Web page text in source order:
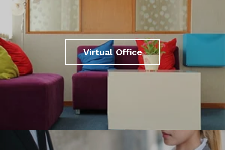
Virtual Office